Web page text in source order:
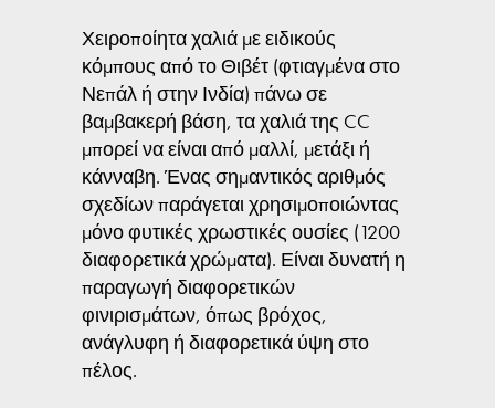
Χειροποίητα χαλιά με ειδικούς
κόμπους από το Θιβέτ (φτιαγμένα στο
Νεπάλ ή στην Ινδία) πάνω σε
βαμβακερή βάση, τα χαλιά της CC
μπορεί να είναι από μαλλί, μετάξι ή
κάνναβη. Ένας σημαντικός αριθμός
σχεδίων παράγεται χρησιμοποιώντας
μόνο φυτικές χρωστικές ουσίες (1200
διαφορετικά χρώματα). Είναι δυνατή η
παραγωγή διαφορετικών
φινιρισμάτων, όπως βρόχος,
ανάγλυφη ή διαφορετικά ύψη στο
πέλος.